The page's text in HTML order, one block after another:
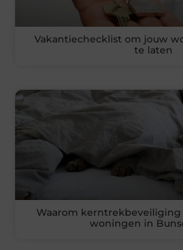
Vakantiechecklist om jouw
te laten
Waarom kerntrekbeveiliging
woningen in